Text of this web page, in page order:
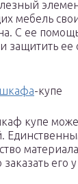
мебель
С ее
защитить ее
-купе
купе
его